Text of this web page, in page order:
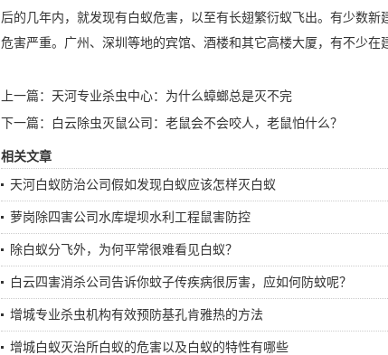
后的几年内，就发现有白蚁危害，以至有长翅繁衍蚁飞出。有少数
危害严重。广州、深圳等地的宾馆、酒楼和其它高楼大厦，有不少在
上一篇： 天河专业杀虫中心：为什么蟑螂总是灭不完
下一篇： 白云除虫灭鼠公司：老鼠会不会咬人，老鼠怕什么？
相关文章
天河白蚁防治公司假如发现白蚁应该怎样灭白蚁
萝岗除四害公司水库堤坝水利工程鼠害防控
除白蚁分飞外，为何平常很难看见白蚁？
白云四害消杀公司告诉你蚊子传疾病很厉害，应如何防蚊呢？
增城专业杀虫机构有效预防基孔肯雅热的方法
增城白蚁灭治所白蚁的危害以及白蚁的特性有哪些